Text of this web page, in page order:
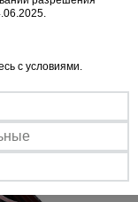
с условиями.